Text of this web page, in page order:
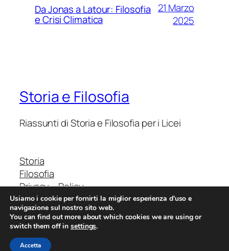
Da Jonas a Latour: Filosofia
e Crisi Climatica
21 Marzo
2025
Storia e Filosofia
Riassunti di Storia e Filosofia per i Licei
Storia
Filosofia
Privacy – Policy
StoriaFilosofia.it
Usiamo i cookie per fornirti la miglior esperienza d'uso e
navigazione sul nostro sito web.
You can find out more about which cookies we are using or
switch them off insettings.
Accetta